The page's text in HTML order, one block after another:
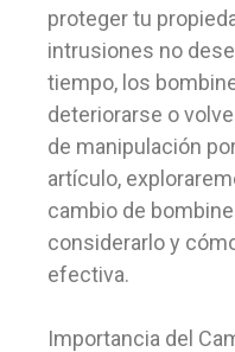
proteger tu
intrusiones no
tiempo, los
deteriorarse o
de manipulación
artículo,
cambio de
considerarlo y
efectiva.
Importancia del